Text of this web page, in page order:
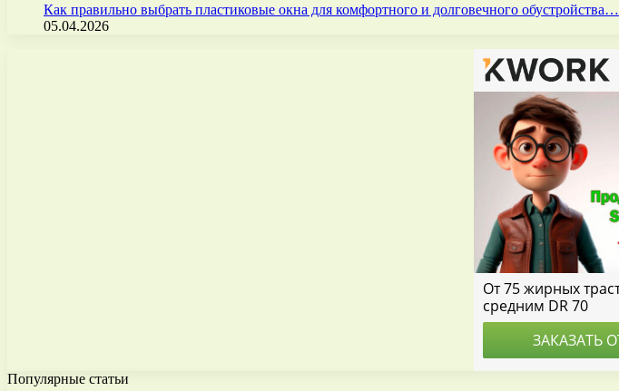
Как правильно выбрать пластиковые окна для комфортного и долговечного обустройства…
05.04.2026
Популярные статьи